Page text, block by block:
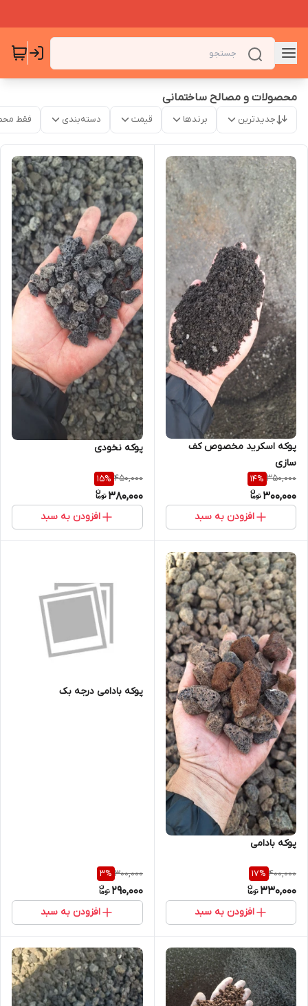
محصولات و مصالح ساختمانی
جدیدترین برندها قیمت دسته‌بندی فقط
پوکه اسکرید مخصوص کف
سازی
350,000
14%
300,000
افزودن به سبد
پوکه نخودی
450,000
15%
380,000
افزودن به سبد
پوکه بادامی
400,000
17%
330,000
افزودن به سبد
پوکه بادامی درجه بک
300,000
3%
290,000
افزودن به سبد